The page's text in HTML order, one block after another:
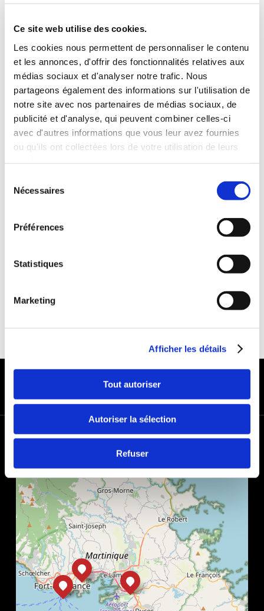
Ce site web utilise des cookies.
Les cookies nous permettent de personnaliser le contenu
et les annonces, d'offrir des fonctionnalités relatives aux
médias sociaux et d'analyser notre trafic. Nous
partageons également des informations sur l'utilisation de
notre site avec nos partenaires de médias sociaux, de
publicité et d'analyse, qui peuvent combiner celles-ci
avec d'autres informations que vous leur avez fournies
ou qu'ils ont collectées lors de votre utilisation de leurs
Nécessaires
Préférences
Statistiques
Marketing
Afficher les détails
Tout autoriser
Autoriser la sélection
Refuser
INCLUS À LA LOCATION
Killométrage illimité
Assurance tous risques (hors franchise)
Carburant : plein à rendre plein
CONDITIONS DE LOCATION
Age minimum :20 ans
ASSURANCE
MODES DE PAIEMENT
+